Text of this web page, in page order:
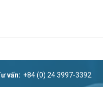
vấn: +84 (0) 24 3997-3392